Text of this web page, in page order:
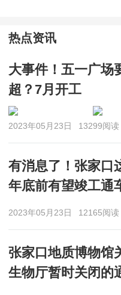
热点资讯
大事件！五一广场
超？7月开工
2023年05月23日 13299阅读
有消息了！张家口
年底前有望竣工通
2023年05月23日 12165阅读
张家口地质博物馆
生物厅暂时关闭的